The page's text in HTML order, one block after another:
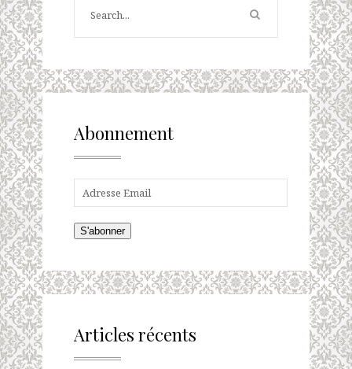
Abonnement
S'abonner
Articles récents